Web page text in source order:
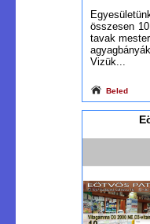
összesen
tavak
Vizük...
Beled